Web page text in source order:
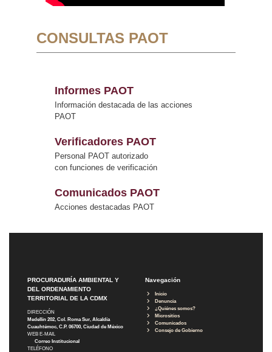
CONSULTAS PAOT
Informes PAOT
Información destacada de las acciones
PAOT
Verificadores PAOT
Personal PAOT autorizado
con funciones de verificación
Comunicados PAOT
Acciones destacadas PAOT
PROCURADURÍA AMBIENTAL Y
DEL ORDENAMIENTO
TERRITORIAL DE LA CDMX
DIRECCIÓN
Medellín 202, Col. Roma Sur, Alcaldía
Cuauhtémoc, C.P. 06700, Ciudad de México
WEB E-MAIL
Correo Institucional
TELÉFONO
Navegación
Inicio
Denuncia
¿Quiénes somos?
Micrositios
Comunicados
Consejo de Gobierno